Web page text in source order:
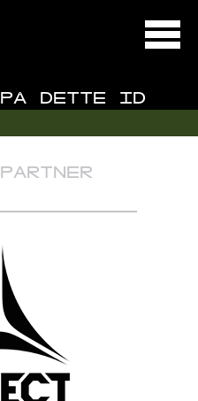
DETTE ID